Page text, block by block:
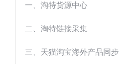
一、淘特货源中心
二、淘特链接采集
三、天猫淘宝海外产品同步